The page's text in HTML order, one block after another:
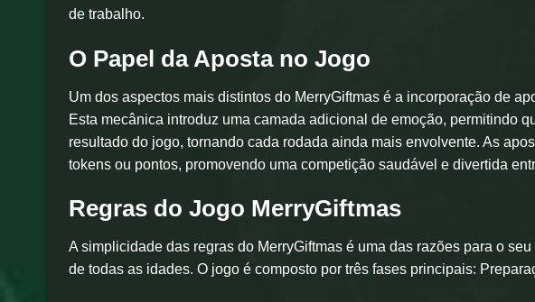
de trabalho.
O Papel da Aposta no Jogo
Um dos aspectos mais distintos do MerryGiftmas é a incorporação de
Esta mecânica introduz uma camada adicional de emoção, permitindo
resultado do jogo, tornando cada rodada ainda mais envolvente. As
tokens ou pontos, promovendo uma competição saudável e divertida
Regras do Jogo MerryGiftmas
A simplicidade das regras do MerryGiftmas é uma das razões para o
de todas as idades. O jogo é composto por três fases principais: